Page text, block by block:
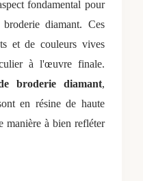
fondamental pour
diamant. Ces
et de couleurs vives
à l'œuvre finale.
broderie diamant,
en résine de haute
manière à bien refléter